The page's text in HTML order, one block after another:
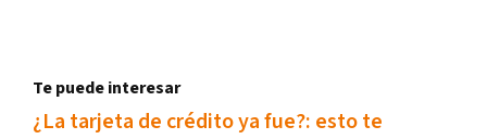
Te puede interesar
¿La tarjeta de crédito ya fue?: esto te